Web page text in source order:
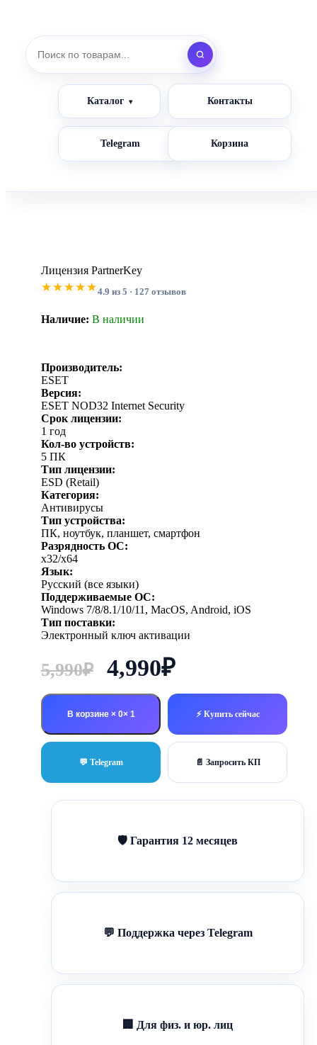
Каталог Контакты
Telegram Корзина
Лицензия PartnerKey
★★★★★4.9 из 5 · 127 отзывов
Наличие: В наличии
Производитель:
ESET
Версия:
ESET NOD32 Internet Security
Срок лицензии:
1 год
Кол-во устройств:
5 ПК
Тип лицензии:
ESD (Retail)
Категория:
Антивирусы
Тип устройства:
ПК, ноутбук, планшет, смартфон
Разрядность ОС:
x32/x64
Язык:
Русский (все языки)
Поддерживаемые ОС:
Windows 7/8/8.1/10/11, MacOS, Android, iOS
Тип поставки:
Электронный ключ активации
5,990₽
Первоначальная
цена
составляла
5,990₽.
4,990₽Текущая
цена:
4,990₽.
В корзине × 0 ⚡ Купить сейчас
💬 Telegram 📄 Запросить КП
🛡 Гарантия 12 месяцев
💬 Поддержка через Telegram
🏢 Для физ. и юр. лиц